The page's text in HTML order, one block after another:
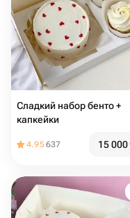
Сладкий набор бенто +
капкейки
4.95637 15 000